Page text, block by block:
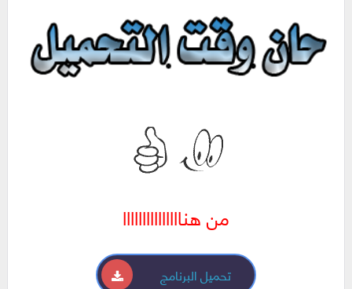
من هنااااااااااااااا
تحميل البرنامج